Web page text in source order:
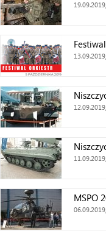
MSPO